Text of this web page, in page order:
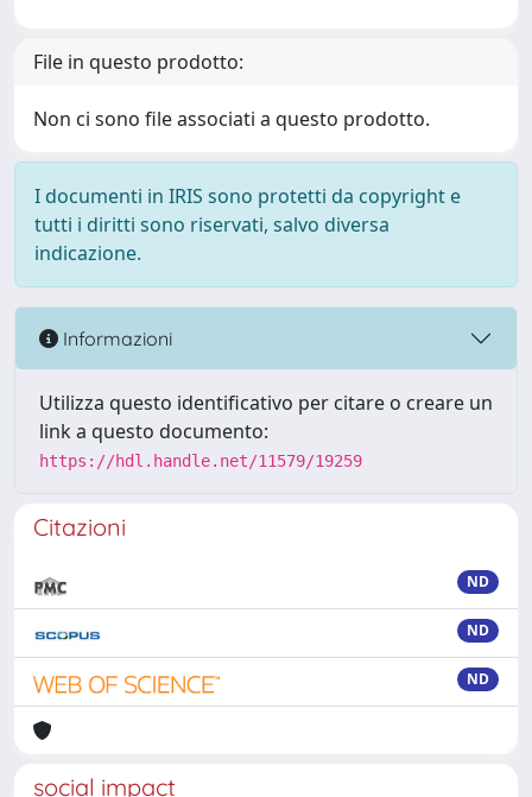
File in questo prodotto:
Non ci sono file associati a questo prodotto.
I documenti in IRIS sono protetti da copyright e
tutti i diritti sono riservati, salvo diversa
indicazione.
Informazioni
Utilizza questo identificativo per citare o creare un
link a questo documento:
https://hdl.handle.net/11579/19259
Citazioni
ND
ND
ND
social impact